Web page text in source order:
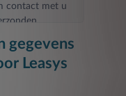
contact met u
gegevens
is
u hebt
gegevens
Leasys